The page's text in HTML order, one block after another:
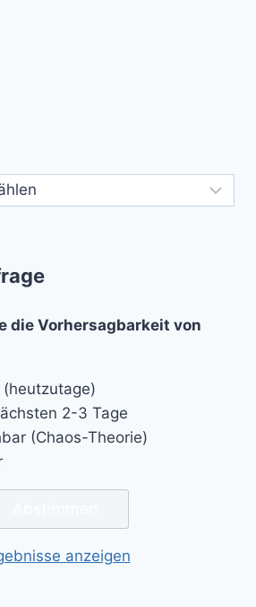
die Vorhersagbarkeit von
2-3 Tage
(Chaos-Theorie)
anzeigen